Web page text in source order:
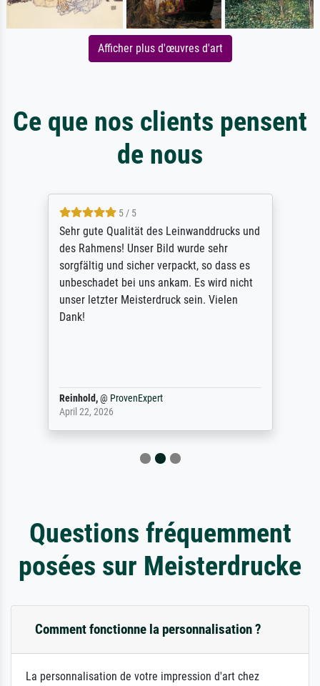
Afficher plus d'œuvres d'art
Ce que nos clients pensent
de nous
5 / 5
Sehr gute Qualität des Leinwanddrucks und
des Rahmens! Unser Bild wurde sehr
sorgfältig und sicher verpackt, so dass es
unbeschadet bei uns ankam. Es wird nicht
unser letzter Meisterdruck sein. Vielen
Dank!
Reinhold,@ ProvenExpert
April 22, 2026
Questions fréquemment
posées sur Meisterdrucke
Comment fonctionne la personnalisation ?
La personnalisation de votre impression d'art chez